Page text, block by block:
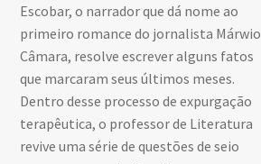
Escobar, o narrador que dá nome ao
primeiro romance do jornalista Márwio
Câmara, resolve escrever alguns fatos
que marcaram seus últimos meses.
Dentro desse processo de expurgação
terapêutica, o professor de Literatura
revive uma série de questões de seio